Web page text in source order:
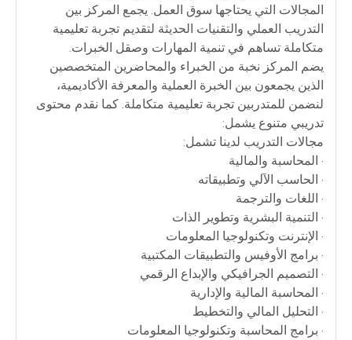
المجالات التي يحتاجها سوق العمل. يجمع المركز بين
التدريب العملي والتقنيات الحديثة لتقديم تجربة تعليمية
متكاملة تساهم في تنمية المهارات وصقل الخبرات.
يضم المركز نخبة من الخبراء والمحاضرين المتخصصين
الذين يجمعون بين الخبرة العملية والمعرفة الأكاديمية،
لنضمن للمتدربين تجربة تعليمية متكاملة. كما نقدم محتوى
تدريبي متنوع يشمل:
مجالات التدريب لدينا تشمل:
• المحاسبة والمالية
• الحاسب الآلي وتطبيقاته
• اللغات والترجمة
• التنمية البشرية وتطوير الذات
• الإنترنت وتكنولوجيا المعلومات
• برامج الأوفيس والتطبيقات المكتبية
• التصميم الجرافيكي والإبداع الرقمي
• المحاسبة المالية والإدارية
• التحليل المالي والتخطيط
• برامج المحاسبة وتكنولوجيا المعلومات